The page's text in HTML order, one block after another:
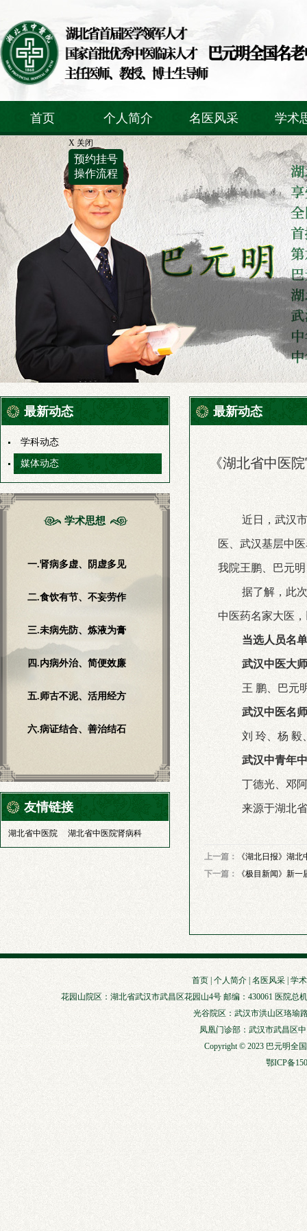
首页 个人简介 名医风采 学术
最新动态
学科动态
媒体动态
学术思想
一.肾病多虚、阴虚多见
二.食饮有节、不妄劳作
三.未病先防、炼液为膏
四.内病外治、简便效廉
五.师古不泥、活用经方
六.病证结合、善治结石
友情链接
湖北省中医院 湖北省中医院肾病科
最新动态
《湖北省中医
近日，武汉
医、武汉基层中
我院王鹏、巴元
据了解，此
中医药名家大医
当选人员名单
武汉中医大师
王 鹏、巴元
武汉中医名师
刘 玲、杨 毅
武汉中青年
丁德光、邓
来源于湖北
上一篇：
《湖北日报》湖
下一篇：
《极目新闻》新
首页 个人简介 名医风采 学
花园山院区：湖北省武汉市武昌区花园山4号 邮编：430061 医院总机
光谷院区：武汉市洪山区珞瑜
凤凰门诊部：武汉市武昌区
Copyright © 2023 巴元明全
鄂ICP备
X 关闭
预约挂号
操作流程